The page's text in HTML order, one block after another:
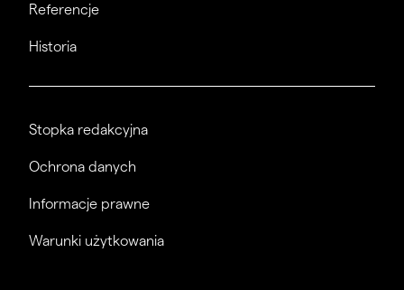
Referencje
Historia
Stopka redakcyjna
Ochrona danych
Informacje prawne
Warunki użytkowania